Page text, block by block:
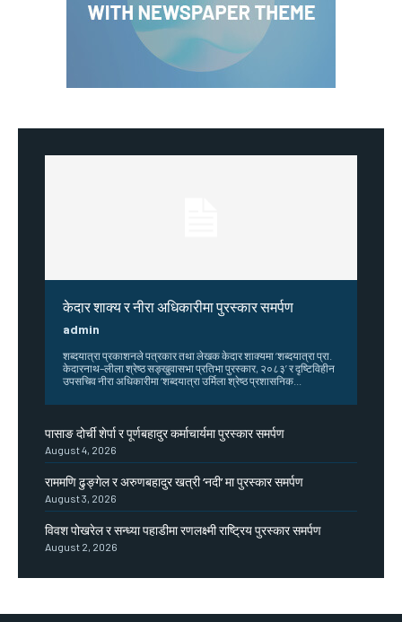
केदार शाक्य र नीरा अधिकारीमा पुरस्कार समर्पण
admin
शब्दयात्रा प्रकाशनले पत्रकार तथा लेखक केदार शाक्यमा ‘शब्दयात्रा प्रा.
केदारनाथ–लीला श्रेष्ठ सङ्खुवासभा प्रतिभा पुरस्कार, २०८३’ र दृष्टिविहीन
उपसचिव नीरा अधिकारीमा ‘शब्दयात्रा उर्मिला श्रेष्ठ प्रशासनिक...
पासाङ दोर्ची शेर्पा र पूर्णबहादुर कर्माचार्यमा पुरस्कार समर्पण
August 4, 2026
राममणि ढुङ्गेल र अरुणबहादुर खत्री ‘नदी’ मा पुरस्कार समर्पण
August 3, 2026
विवश पोखरेल र सन्ध्या पहाडीमा रणलक्ष्मी राष्ट्रिय पुरस्कार समर्पण
August 2, 2026